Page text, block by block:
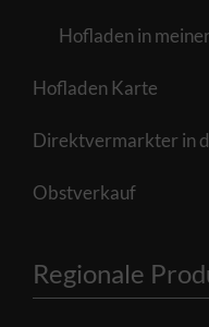
Hofladen in
Hofladen Karte
Direktvermarkter in
Obstverkauf
Regionale